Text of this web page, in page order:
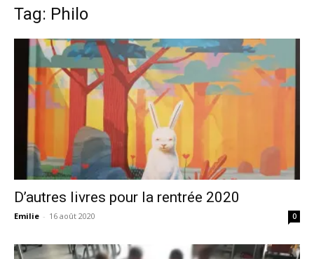
Tag: Philo
D’autres livres pour la rentrée 2020
Emilie - 16 août 2020 0